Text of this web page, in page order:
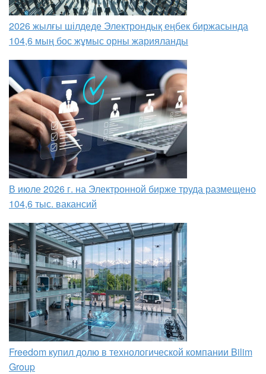
2026 жылғы шілдеде Электрондық еңбек биржасында
104,6 мың бос жұмыс орны жарияланды
В июле 2026 г. на Электронной бирже труда размещено
104,6 тыс. вакансий
Freedom купил долю в технологической компании Bilim
Group